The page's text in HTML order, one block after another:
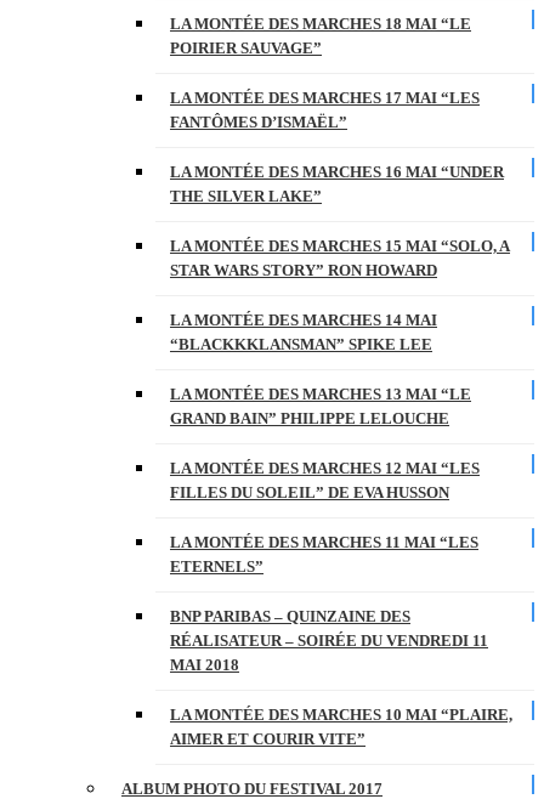
LA MONTÉE DES MARCHES 18 MAI “LE
POIRIER SAUVAGE”
LA MONTÉE DES MARCHES 17 MAI “LES
FANTÔMES D’ISMAËL”
LA MONTÉE DES MARCHES 16 MAI “UNDER
THE SILVER LAKE”
LA MONTÉE DES MARCHES 15 MAI “SOLO, A
STAR WARS STORY” RON HOWARD
LA MONTÉE DES MARCHES 14 MAI
“BLACKKKLANSMAN” SPIKE LEE
LA MONTÉE DES MARCHES 13 MAI “LE
GRAND BAIN” PHILIPPE LELOUCHE
LA MONTÉE DES MARCHES 12 MAI “LES
FILLES DU SOLEIL” DE EVA HUSSON
LA MONTÉE DES MARCHES 11 MAI “LES
ETERNELS”
BNP PARIBAS – QUINZAINE DES
RÉALISATEUR – SOIRÉE DU VENDREDI 11
MAI 2018
LA MONTÉE DES MARCHES 10 MAI “PLAIRE,
AIMER ET COURIR VITE”
ALBUM PHOTO DU FESTIVAL 2017